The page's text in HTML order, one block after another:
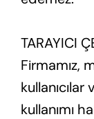
TARAYICI
Firmamız,
kullanıcılar
kullanımı